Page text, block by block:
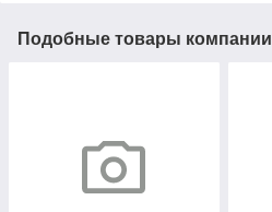
Подобные товары компании